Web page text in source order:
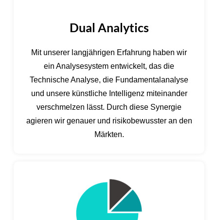
Dual Analytics
Mit unserer langjährigen Erfahrung haben wir
ein Analysesystem entwickelt, das die
Technische Analyse, die Fundamentalanalyse
und unsere künstliche Intelligenz miteinander
verschmelzen lässt. Durch diese Synergie
agieren wir genauer und risikobewusster an den
Märkten.